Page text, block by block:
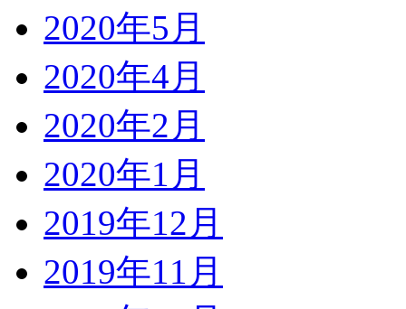
2020年5月
2020年4月
2020年2月
2020年1月
2019年12月
2019年11月